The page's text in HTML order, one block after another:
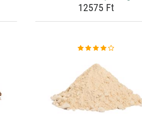
12575 Ft